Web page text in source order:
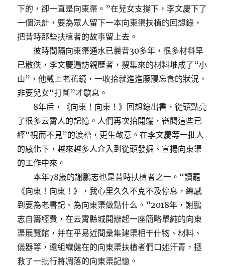
下的，卻一直是向東渠。”在兒女支撐下，李文慶下了
一個決計，要為眾人留下一本向東渠扶植的回想錄，
把昔時那些扶植者的故事留上去。
彼時間隔向東渠通水已曩昔30多年，很多材料早
已散佚，李文慶遍訪親歷者，搜集來的材料堆成了“小
山”，他戴上老花鏡，一收拾就進進廢寢忘食的狀況，
非要兒女“打斷”才歇息。
8年后，《向東！向東！》回想錄出書，從頭點亮
了很多云霄人的記憶。人們再次抬開端，審閱這些已
經“視而不見”的渡槽，更生敬意。在李文慶等一批人
的感化下，越來越多人介入到從頭發掘、宣揚向東渠
的工作中來。
本年78歲的謝鵬志也是昔時扶植者之一。“讀罷
《向東！向東！》，我心里久久不克不及停息，總感
到要為老書記、為向東渠做點什么。”2018年，謝鵬
志自籌經費，在云霄縣城開辦起一座簡略單純的向東
渠展覽館，并在平易近間彙集建渠相干什物、材料、
儀器等，還組織健在的向東渠扶植者們口述汗青，拯
救了一批行將凋落的向東渠記憶。